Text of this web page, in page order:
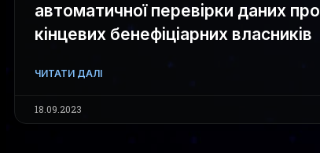
автоматичної перевірки даних про
кінцевих бенефіціарних власників
ЧИТАТИ ДАЛІ
18.09.2023